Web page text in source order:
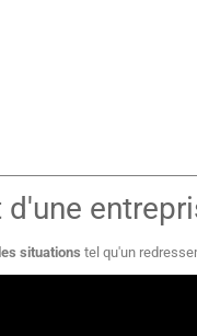
situations tel qu'un